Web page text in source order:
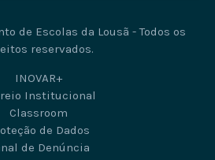
de Escolas da Lousã - Todos os
reservados.
INOVAR+
Institucional
Classroom
de Dados
de Denúncia